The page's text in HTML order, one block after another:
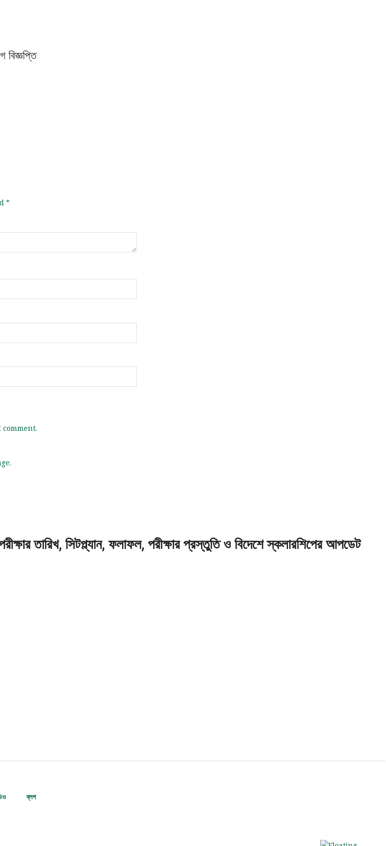
বিজ্ঞপ্তি
*
তারিখ, সিটপ্ল্যান, ফলাফল, পরীক্ষার প্রস্তুতি ও বিদেশে স্কলারশিপের আপডেট
ব্লগ